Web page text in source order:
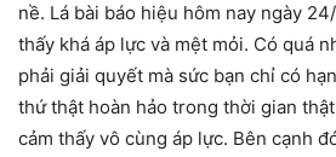
nề. Lá bài báo hiệu hôm nay ngày
thấy khá áp lực và mệt mỏi. Có quá
phải giải quyết mà sức bạn chỉ có
thứ thật hoàn hảo trong thời gian
cảm thấy vô cùng áp lực. Bên cạnh